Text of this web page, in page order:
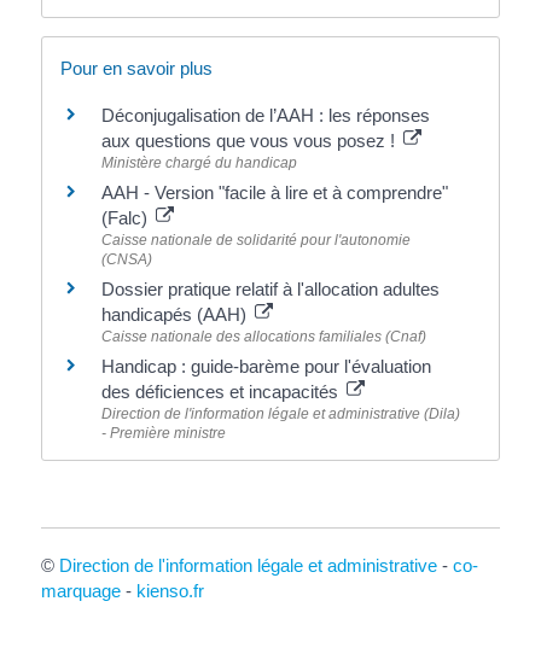
Pour en savoir plus
Déconjugalisation de l’AAH : les réponses
aux questions que vous vous posez !
Ministère chargé du handicap
AAH - Version "facile à lire et à comprendre"
(Falc)
Caisse nationale de solidarité pour l'autonomie
(CNSA)
Dossier pratique relatif à l'allocation adultes
handicapés (AAH)
Caisse nationale des allocations familiales (Cnaf)
Handicap : guide-barème pour l'évaluation
des déficiences et incapacités
Direction de l'information légale et administrative (Dila)
- Première ministre
© Direction de l'information légale et administrative- co-
marquage- kienso.fr